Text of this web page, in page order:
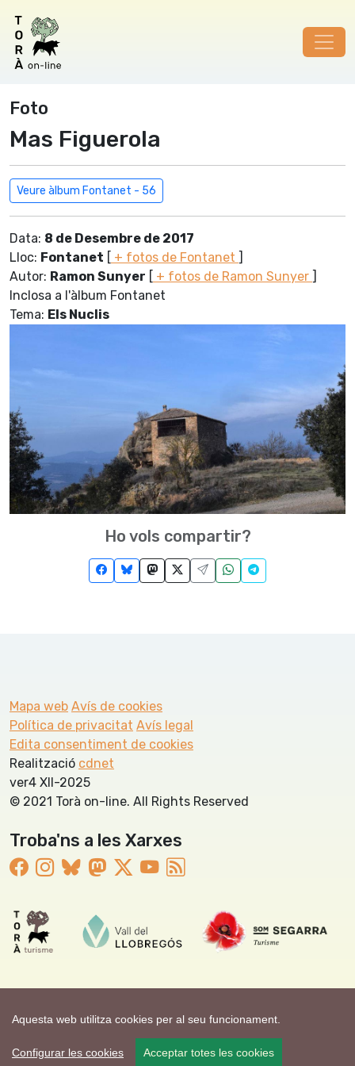
Aquesta web utilitza cookies per al seu funcionament.
Configurar les cookies Acceptar totes les cookies
Foto
Mas Figuerola
Veure àlbum Fontanet - 56
Data: 8 de Desembre de 2017
Lloc: Fontanet [ + fotos de Fontanet ]
Autor: Ramon Sunyer [ + fotos de Ramon Sunyer ]
Inclosa a l'àlbum Fontanet
Tema: Els Nuclis
Ho vols compartir?
Mapa web Avís de cookies
Política de privacitat Avís legal
Edita consentiment de cookies
Realització cdnet
ver4 XII-2025
© 2021 Torà on-line. All Rights Reserved
Troba'ns a les Xarxes